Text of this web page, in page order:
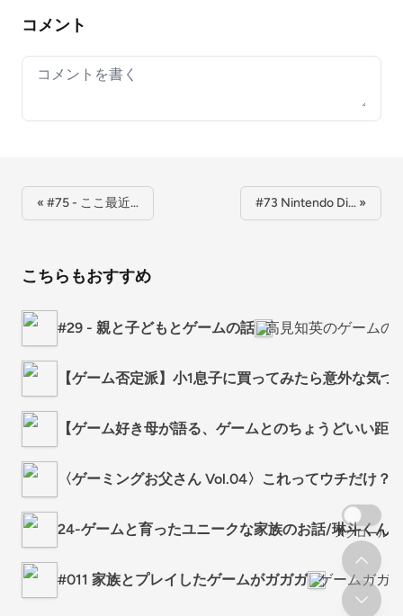
コメント
Your comment
« #75 - ここ最近… #73 Nintendo Di… »
こちらもおすすめ
#29 - 親と子どもとゲームの話 高見知英のゲームの
【ゲーム否定派】小1息子に買ってみたら意外な気づ
【ゲーム好き母が語る、ゲームとのちょうどいい距
〈ゲーミングお父さん Vol.04〉これってウチだけ
24-ゲームと育ったユニークな家族のお話/琳斗くん
#011 家族とプレイしたゲームがガガガ ゲームガガ
スクロール